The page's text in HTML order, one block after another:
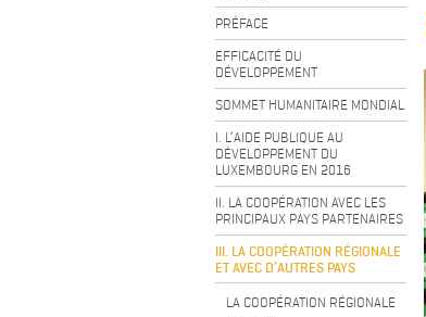
PRÉFACE
EFFICACITÉ DU
DÉVELOPPEMENT
SOMMET HUMANITAIRE MONDIAL
I. L’AIDE PUBLIQUE AU
DÉVELOPPEMENT DU
LUXEMBOURG EN 2016
II. LA COOPÉRATION AVEC LES
PRINCIPAUX PAYS PARTENAIRES
III. LA COOPÉRATION RÉGIONALE
ET AVEC D’AUTRES PAYS
LA COOPÉRATION RÉGIONALE